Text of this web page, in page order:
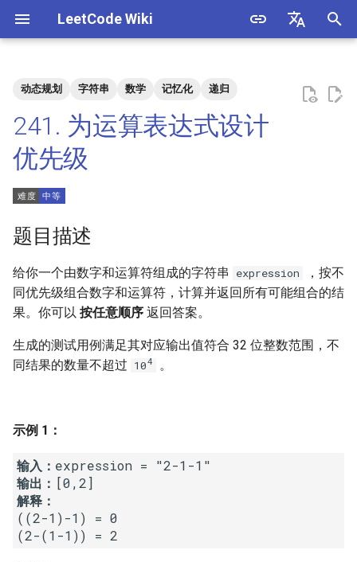
LeetCode Wiki
始
化
搜
索
擎
解法
方法一：记忆化搜索
4. 二维数组中的查找
5. 替换空格
6. 从尾到头打印链表
7. 重建二叉树
9. 用两个栈实现队列
10.1. 斐波那契数列
11. 旋转数组的最小数字
12. 矩阵中的路径
13. 机器人的运动范围
14.1. 剪绳子
2. 二进制加法
3. 前 n 个数字二进制中 1 的个
数
4. 只出现一次的数字
5. 单词长度的最大乘积
6. 排序数组中两个数字之和
7. 数组中和为 0 的三个数
9. 乘积小于 K 的子数组
10. 和为 k 的子数组
11. 和 1 个数相同的子数组
1.2. 判定是否互为字符重排
1.3. URL 化
1.4. 回文排列
1.5. 一次编辑
1.6. 字符串压缩
1.7. 旋转矩阵
1.9. 字符串轮转
2.1. 移除重复节点
2.2. 返回倒数第 k 个节点
2.3. 删除中间节点
动态规划 字符串 数学 记忆化 递归
241. 为运算表达式设计
优先级
题目描述
给你一个由数字和运算符组成的字符串 expression
，按不
同优先级组合数字和运算符，计算并返回所有可能组合的结
果。你可以 按任意顺序 返回答案。
生成的测试用例满足其对应输出值符合 32 位整数范围，不
同结果的数量不超过 104 。
示例 1：
输入：
输出：
解释：
((2-1)-1) = 0